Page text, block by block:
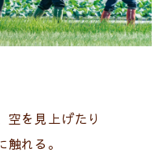
空を見上げたり
れる。